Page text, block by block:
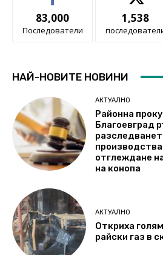
83,000
Последователи
1,538
НАЙ-НОВИТЕ НОВИНИ
АКТУАЛНО
Районна
Благоевград
отглеждане
на конопа
АКТУАЛНО
Откриха
райски газ в